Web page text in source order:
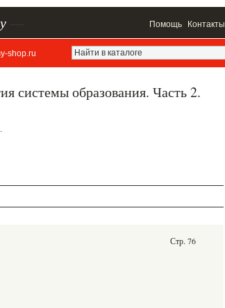
Помощь Контакты
shop.ru
системы образования. Часть 2.
Стр. 76